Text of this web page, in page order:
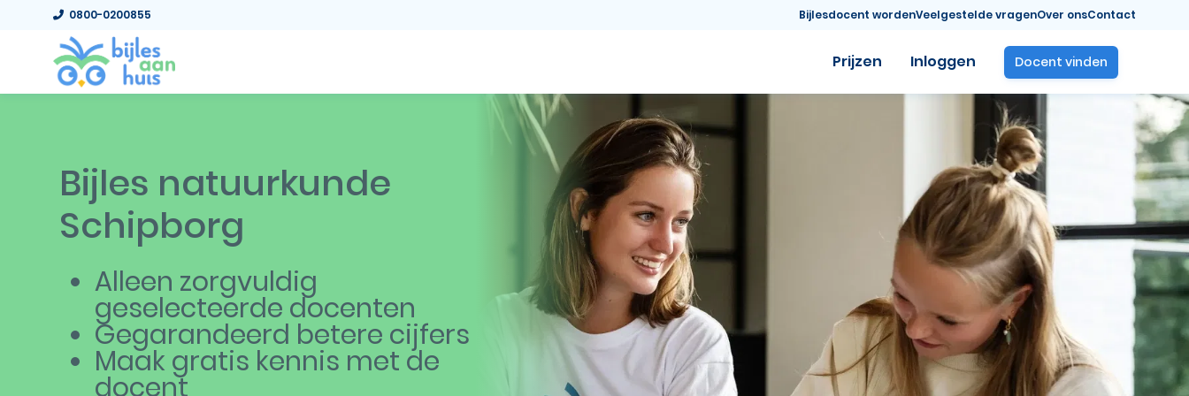
0800-0200855 Bijlesdocent wordenVeelgestelde vragenOver onsContact
Prijzen Inloggen Docent vinden
Bijles natuurkunde
Schipborg
Alleen zorgvuldig
geselecteerde docenten
Gegarandeerd betere cijfers
Maak gratis kennis met de
docent